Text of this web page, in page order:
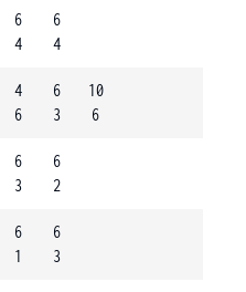
6
4
6
4
4
6
6
3
10
6
6
3
6
2
6
1
6
3